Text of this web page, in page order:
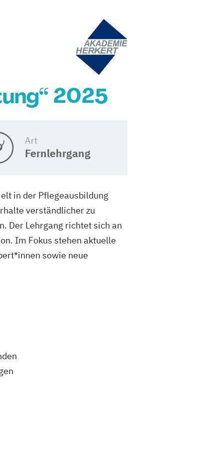
2025
Art
Fernlehrgang
in der Pflegeausbildung
verständlicher zu
Der Lehrgang richtet sich an
Im Fokus stehen aktuelle
sowie neue